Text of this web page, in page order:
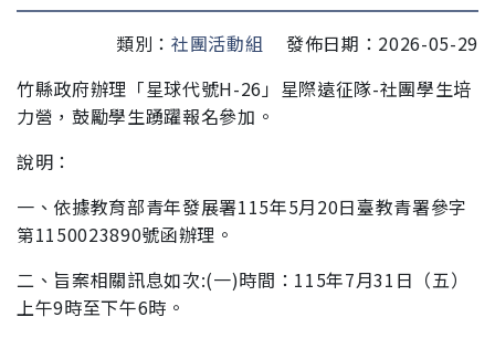
類別： 社團活動組
發佈日期：2026-05-29
竹縣政府辦理「星球代號H-26」星際遠征隊-社團學生培
力營，鼓勵學生踴躍報名參加。
說明：
一、依據教育部青年發展署115年5月20日臺教青署參字
第1150023890號函辦理。
二、旨案相關訊息如次:(一)時間：115年7月31日（五）
上午9時至下午6時。